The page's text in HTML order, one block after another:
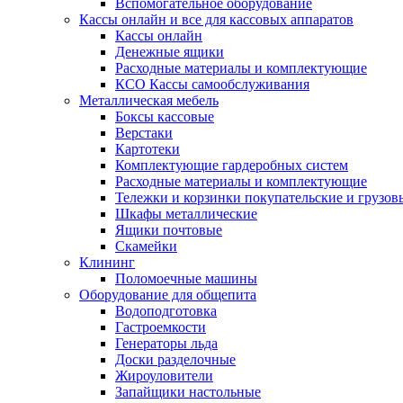
Вспомогательное оборудование
Кассы онлайн и все для кассовых аппаратов
Кассы онлайн
Денежные ящики
Расходные материалы и комплектующие
КСО Кассы самообслуживания
Металлическая мебель
Боксы кассовые
Верстаки
Картотеки
Комплектующие гардеробных систем
Расходные материалы и комплектующие
Тележки и корзинки покупательские и
Шкафы металлические
Ящики почтовые
Скамейки
Клининг
Поломоечные машины
Оборудование для общепита
Водоподготовка
Гастроемкости
Генераторы льда
Доски разделочные
Жироуловители
Запайщики настольные